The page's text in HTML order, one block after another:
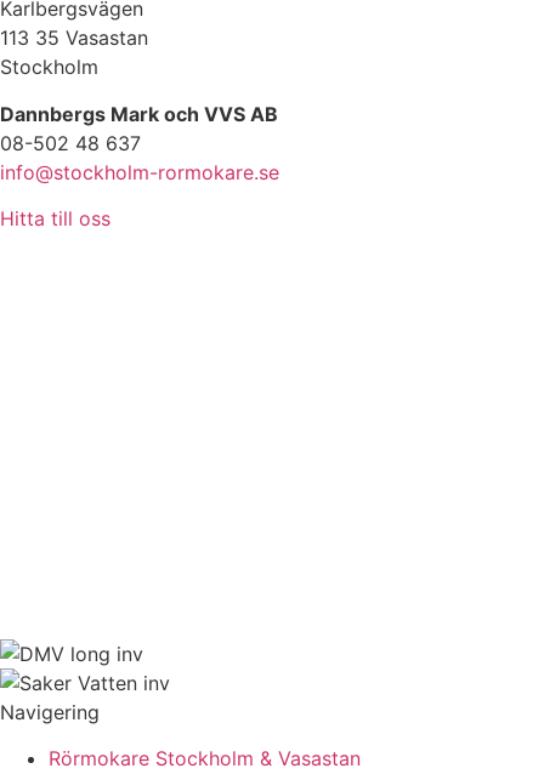
Karlbergsvägen
113 35 Vasastan
Stockholm
Dannbergs Mark och VVS AB
08-502 48 637
info@stockholm-rormokare.se
Hitta till oss
Navigering
Rörmokare Stockholm & Vasastan